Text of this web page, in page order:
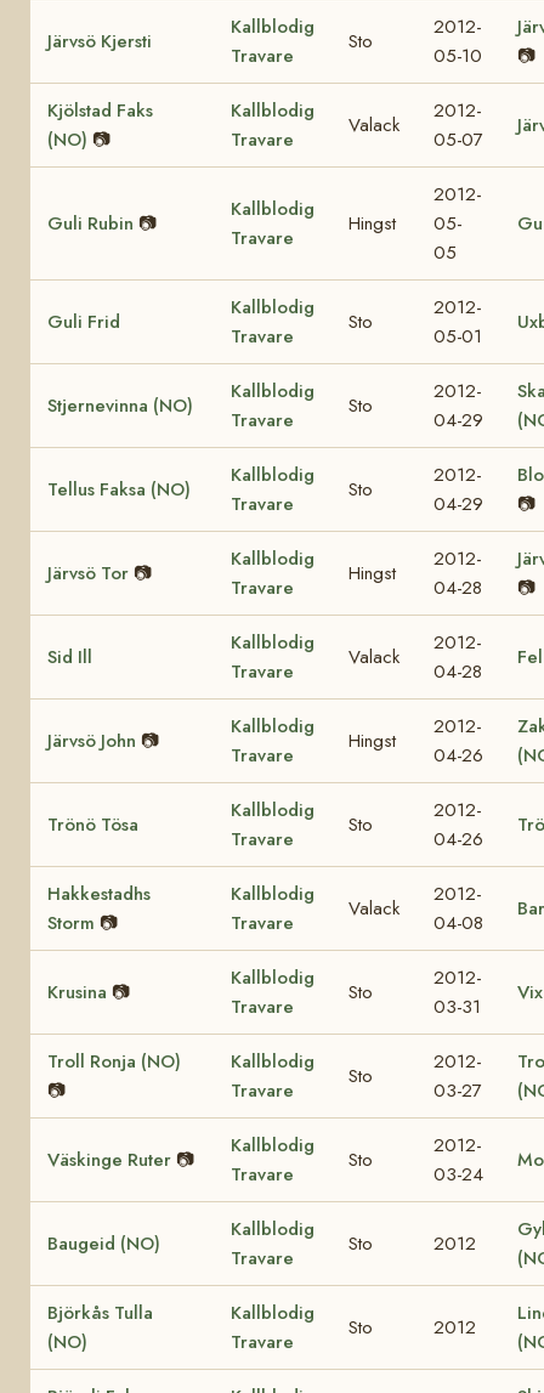
Järvsö Kjersti
Kallblodig
Travare
Sto
2012-
05-10
📷
Kjölstad Faks
(NO) 📷
Kallblodig
Travare
Valack
2012-
05-07
Guli Rubin 📷
Kallblodig
Travare
Hingst
2012-
05-
05
Guli Frid
Kallblodig
Travare
Sto
2012-
05-01
Stjernevinna (NO)
Kallblodig
Travare
Sto
2012-
04-29
Tellus Faksa (NO)
Kallblodig
Travare
Sto
2012-
04-29
📷
Järvsö Tor 📷
Kallblodig
Travare
Hingst
2012-
04-28
📷
Sid Ill
Kallblodig
Travare
Valack
2012-
04-28
Järvsö John 📷
Kallblodig
Travare
Hingst
2012-
04-26
Trönö Tösa
Kallblodig
Travare
Sto
2012-
04-26
Hakkestadhs
Storm 📷
Kallblodig
Travare
Valack
2012-
04-08
Krusina 📷
Kallblodig
Travare
Sto
2012-
03-31
Troll Ronja (NO)
📷
Kallblodig
Travare
Sto
2012-
03-27
Väskinge Ruter 📷
Kallblodig
Travare
Sto
2012-
03-24
Baugeid (NO)
Kallblodig
Travare
Sto 2012
Björkås Tulla
(NO)
Kallblodig
Travare
Sto 2012